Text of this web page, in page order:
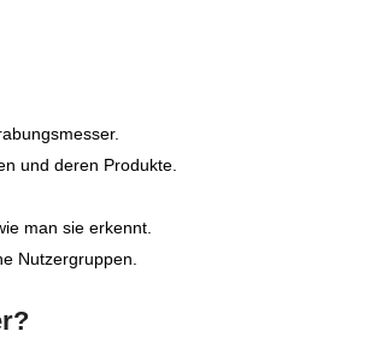
und deren Produkte.
man sie erkennt.
Nutzergruppen.